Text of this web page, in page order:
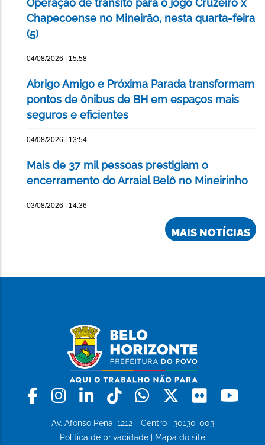
Operação de trânsito para o jogo Cruzeiro x
Chapecoense no Mineirão, nesta quarta-feira
(5)
04/08/2026 | 15:58
Abrigo Amigo e Próxima Parada transformam
pontos de ônibus de BH em espaços mais
seguros e eficientes
04/08/2026 | 13:54
Mais de 37 mil pessoas prestigiam o
encerramento do Arraial Belô no Mineirinho
03/08/2026 | 14:36
MAIS NOTÍCIAS
Facebook
Instagram
LinkedinTiktokWhatsapp
X Flickr
Av. Afonso Pena, 1212 - Centro | 30130-003
Política de privacidade
Mapa do site